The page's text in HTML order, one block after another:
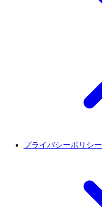
プライバシーポリシー